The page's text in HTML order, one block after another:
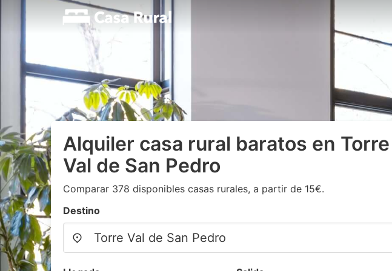
Alquiler casa rural baratos en Torre
Val de San Pedro
Comparar 378 disponibles casas rurales, a partir de 15€.
Destino